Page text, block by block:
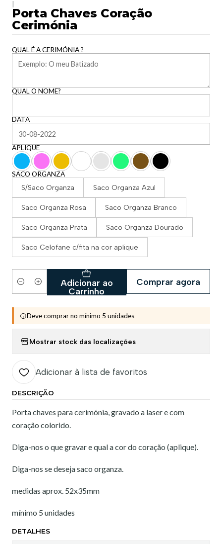
Porta Chaves Coração
Cerimónia
QUAL É A CERIMÓNIA ?
QUAL O NOME?
DATA
APLIQUE
SACO ORGANZA
S/Saco Organza Saco Organza Azul
Saco Organza Rosa Saco Organza Branco
Saco Organza Prata Saco Organza Dourado
Saco Celofane c/fita na cor aplique
Quantidade
Adicionar ao
Carrinho
Comprar agora
Deve comprar no mínimo 5 unidades
Mostrar stock das localizações
Adicionar à lista de favoritos
DESCRIÇÃO
Porta chaves para cerimónia, gravado a laser e com
coração colorido.
Diga-nos o que gravar e qual a cor do coração (aplique).
Diga-nos se deseja saco organza.
medidas aprox. 52x35mm
mínimo 5 unidades
DETALHES